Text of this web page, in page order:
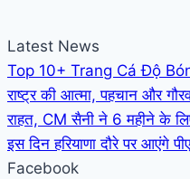
Latest News
Top 10+ Trang Cá Độ
राष्ट्र की आत्मा, पहचान और
राहत, CM सैनी ने 6 महीने के
इस दिन हरियाणा दौरे पर आएंगे
Facebook